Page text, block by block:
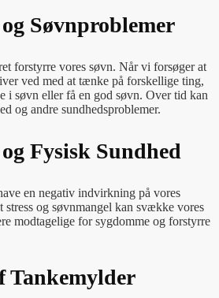
Søvnproblemer
forstyrre vores søvn. Når vi forsøger at
ved med at tænke på forskellige ting,
i søvn eller få en god søvn. Over tid kan
og andre sundhedsproblemer.
Fysisk Sundhed
en negativ indvirkning på vores
stress og søvnmangel kan svække vores
modtagelige for sygdomme og forstyrre
Tankemylder